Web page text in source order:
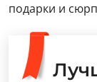
подарки и